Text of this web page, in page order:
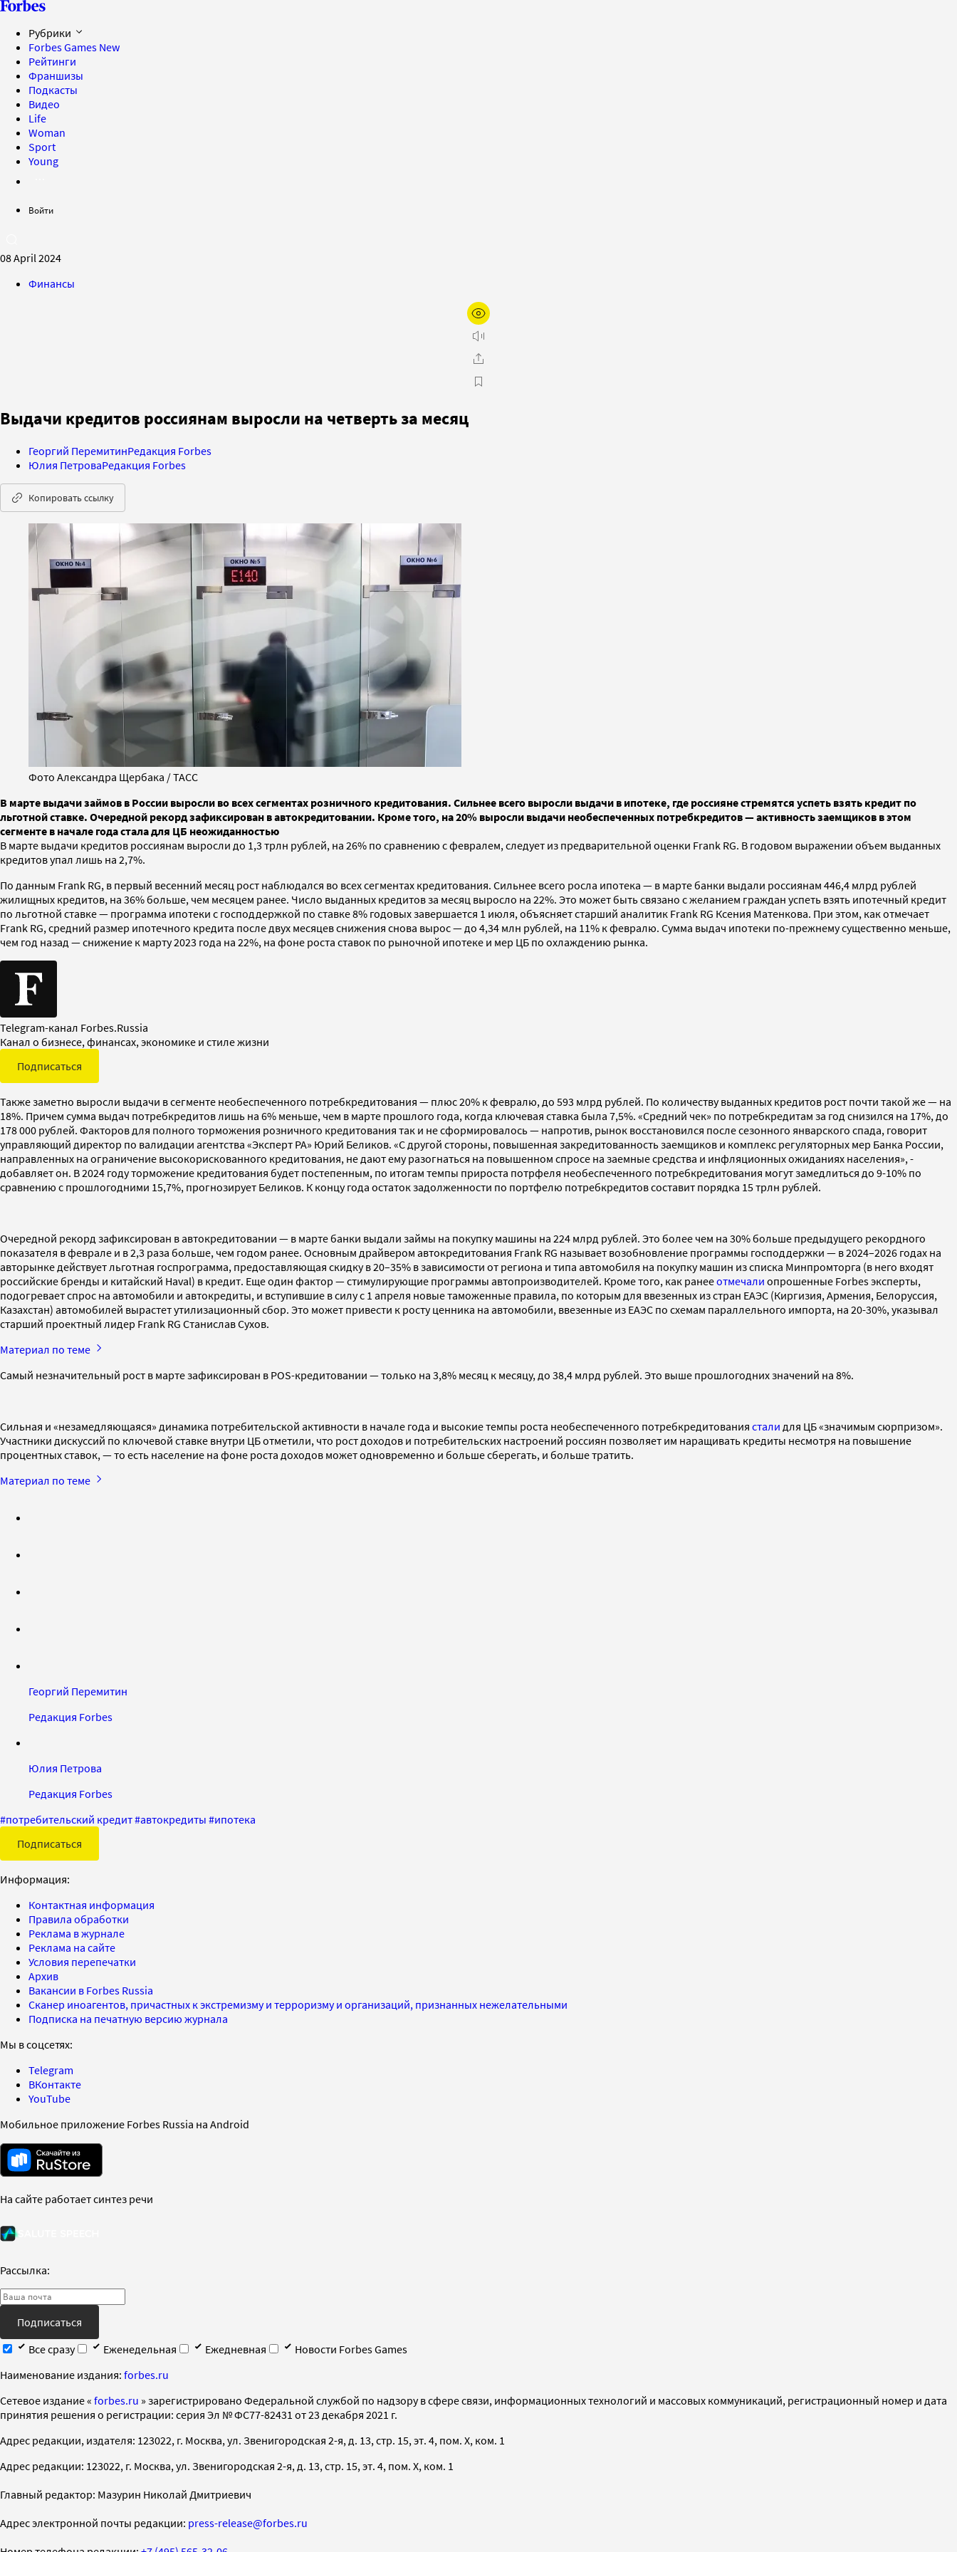
Рубрики
Forbes Games New
Рейтинги
Франшизы
Подкасты
Видео
Life
Woman
Sport
Young
Войти
08 April 2024
Финансы
Выдачи кредитов россиянам выросли на четверть за месяц
Георгий ПеремитинРедакция Forbes
Юлия ПетроваРедакция Forbes
Копировать ссылку
Фото Александра Щербака / ТАСС
В марте выдачи займов в России выросли во всех сегментах розничного кредитования. Сильнее всего выросли выдачи в ипотеке, где россияне стремятся успеть взять кредит по
льготной ставке. Очередной рекорд зафиксирован в автокредитовании. Кроме того, на 20% выросли выдачи необеспеченных потребкредитов — активность заемщиков в этом
сегменте в начале года стала для ЦБ неожиданностью
В марте выдачи кредитов россиянам выросли до 1,3 трлн рублей, на 26% по сравнению с февралем, следует из предварительной оценки Frank RG. В годовом выражении объем выданных
кредитов упал лишь на 2,7%.
По данным Frank RG, в первый весенний месяц рост наблюдался во всех сегментах кредитования. Сильнее всего росла ипотека — в марте банки выдали россиянам 446,4 млрд рублей
жилищных кредитов, на 36% больше, чем месяцем ранее. Число выданных кредитов за месяц выросло на 22%. Это может быть связано с желанием граждан успеть взять ипотечный кредит
по льготной ставке — программа ипотеки с господдержкой по ставке 8% годовых завершается 1 июля, объясняет старший аналитик Frank RG Ксения Матенкова. При этом, как отмечает
Frank RG, средний размер ипотечного кредита после двух месяцев снижения снова вырос — до 4,34 млн рублей, на 11% к февралю. Сумма выдач ипотеки по-прежнему существенно меньше,
чем год назад — снижение к марту 2023 года на 22%, на фоне роста ставок по рыночной ипотеке и мер ЦБ по охлаждению рынка.
Telegram-канал Forbes.Russia
Канал о бизнесе, финансах, экономике и стиле жизни
Подписаться
Также заметно выросли выдачи в сегменте необеспеченного потребкредитования — плюс 20% к февралю, до 593 млрд рублей. По количеству выданных кредитов рост почти такой же — на
18%. Причем сумма выдач потребкредитов лишь на 6% меньше, чем в марте прошлого года, когда ключевая ставка была 7,5%. «Средний чек» по потребкредитам за год снизился на 17%, до
178 000 рублей. Факторов для полного торможения розничного кредитования так и не сформировалось — напротив, рынок восстановился после сезонного январского спада, говорит
управляющий директор по валидации агентства «Эксперт РА» Юрий Беликов. «С другой стороны, повышенная закредитованность заемщиков и комплекс регуляторных мер Банка России,
направленных на ограничение высокорискованного кредитования, не дают ему разогнаться на повышенном спросе на заемные средства и инфляционных ожиданиях населения», -
добавляет он. В 2024 году торможение кредитования будет постепенным, по итогам темпы прироста потрфеля необеспеченного потребкредитования могут замедлиться до 9-10% по
сравнению с прошлогодними 15,7%, прогнозирует Беликов. К концу года остаток задолженности по портфелю потребкредитов составит порядка 15 трлн рублей.
Очередной рекорд зафиксирован в автокредитовании — в марте банки выдали займы на покупку машины на 224 млрд рублей. Это более чем на 30% больше предыдущего рекордного
показателя в феврале и в 2,3 раза больше, чем годом ранее. Основным драйвером автокредитования Frank RG называет возобновление программы господдержки — в 2024–2026 годах на
авторынке действует льготная госпрограмма, предоставляющая скидку в 20–35% в зависимости от региона и типа автомобиля на покупку машин из списка Минпромторга (в него входят
российские бренды и китайский Haval) в кредит. Еще один фактор — стимулирующие программы автопроизводителей. Кроме того, как ранееотмечали опрошенные Forbes эксперты,
подогревает спрос на автомобили и автокредиты, и вступившие в силу с 1 апреля новые таможенные правила, по которым для ввезенных из стран ЕАЭС (Киргизия, Армения, Белоруссия,
Казахстан) автомобилей вырастет утилизационный сбор. Это может привести к росту ценника на автомобили, ввезенные из ЕАЭС по схемам параллельного импорта, на 20-30%, указывал
старший проектный лидер Frank RG Станислав Сухов.
Материал по теме
Самый незначительный рост в марте зафиксирован в POS-кредитовании — только на 3,8% месяц к месяцу, до 38,4 млрд рублей. Это выше прошлогодних значений на 8%.
Сильная и «незамедляющаяся» динамика потребительской активности в начале года и высокие темпы роста необеспеченного потребкредитования стали для ЦБ «значимым сюрпризом».
Участники дискуссий по ключевой ставке внутри ЦБ отметили, что рост доходов и потребительских настроений россиян позволяет им наращивать кредиты несмотря на повышение
процентных ставок, — то есть население на фоне роста доходов может одновременно и больше сберегать, и больше тратить.
Материал по теме
Георгий Перемитин
Редакция Forbes
Юлия Петрова
Редакция Forbes
#потребительский кредит#автокредиты #ипотека
Подписаться
Информация:
Контактная информация
Правила обработки
Реклама в журнале
Реклама на сайте
Условия перепечатки
Архив
Вакансии в Forbes Russia
Сканер иноагентов, причастных к экстремизму и терроризму и организаций, признанных нежелательными
Подписка на печатную версию журнала
Мы в соцсетях:
Telegram
ВКонтакте
YouTube
Мобильное приложение Forbes Russia на Android
На сайте работает синтез речи
Рассылка:
Подписаться
Все сразу
Еженедельная Ежедневная
Новости Forbes Games
Наименование издания: forbes.ru
Cетевое издание « forbes.ru » зарегистрировано Федеральной службой по надзору в сфере связи, информационных технологий и массовых коммуникаций, регистрационный номер и дата
принятия решения о регистрации: серия Эл № ФС77-82431 от 23 декабря 2021 г.
Адрес редакции, издателя: 123022, г. Москва, ул. Звенигородская 2-я, д. 13, стр. 15, эт. 4, пом. X, ком. 1
Адрес редакции: 123022, г. Москва, ул. Звенигородская 2-я, д. 13, стр. 15, эт. 4, пом. X, ком. 1
Главный редактор: Мазурин Николай Дмитриевич
Адрес электронной почты редакции: press-release@forbes.ru